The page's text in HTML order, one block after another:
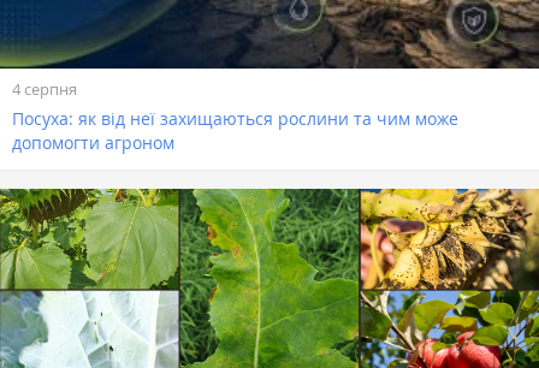
4 серпня
Посуха: як від неї захищаються рослини та чим може
допомогти агроном